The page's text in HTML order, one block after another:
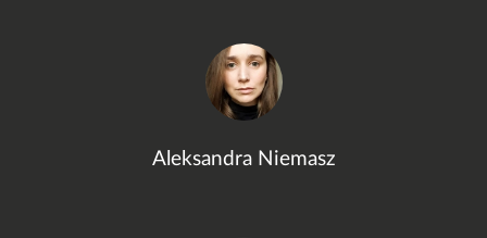
Aleksandra Niemasz